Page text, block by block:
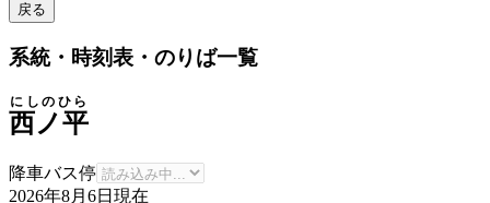
戻る
系統・時刻表・のりば一覧
西ノ平
にしのひら
降車バス停
2026年8月6日 現在